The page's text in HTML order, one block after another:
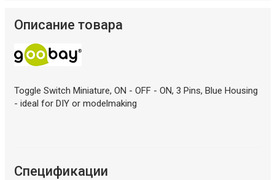
Описание товара
Toggle Switch Miniature, ON - OFF - ON, 3 Pins, Blue Housing
- ideal for DIY or modelmaking
Спецификации